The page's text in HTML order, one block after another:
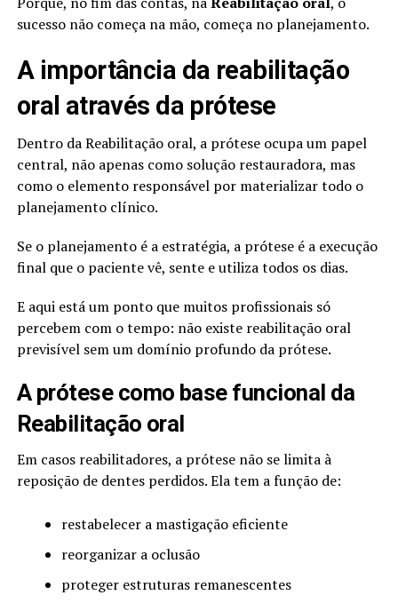
sucesso não começa na mão, começa no planejamento.
A importância da reabilitação
oral através da prótese
Dentro da Reabilitação oral, a prótese ocupa um papel
central, não apenas como solução restauradora, mas
como o elemento responsável por materializar todo o
planejamento clínico.
Se o planejamento é a estratégia, a prótese é a execução
final que o paciente vê, sente e utiliza todos os dias.
E aqui está um ponto que muitos profissionais só
percebem com o tempo: não existe reabilitação oral
previsível sem um domínio profundo da prótese.
A prótese como base funcional da
Reabilitação oral
Em casos reabilitadores, a prótese não se limita à
reposição de dentes perdidos. Ela tem a função de:
restabelecer a mastigação eficiente
reorganizar a oclusão
proteger estruturas remanescentes